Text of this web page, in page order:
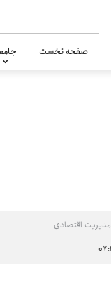
صفحه نخست
مدیریت اقتصادی